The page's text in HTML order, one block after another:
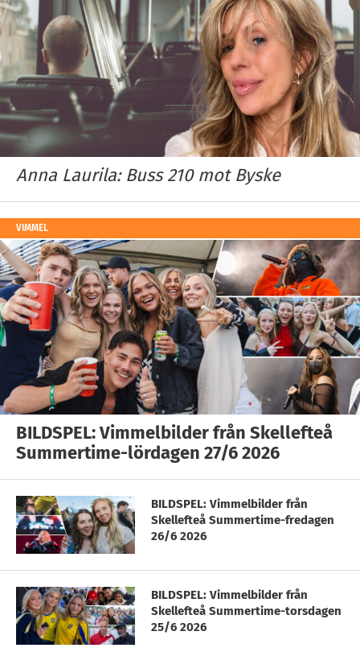
Anna Laurila: Buss 210 mot Byske
VIMMEL
BILDSPEL: Vimmelbilder från Skellefteå
Summertime-lördagen 27/6 2026
BILDSPEL: Vimmelbilder från
Skellefteå Summertime-fredagen
26/6 2026
BILDSPEL: Vimmelbilder från
Skellefteå Summertime-torsdagen
25/6 2026